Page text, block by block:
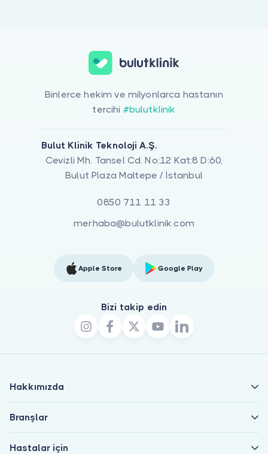
Binlerce hekim ve milyonlarca hastanın
tercihi #bulutklinik
Bulut Klinik Teknoloji A.Ş.
Cevizli Mh. Tansel Cd. No:12 Kat:8 D:60,
Bulut Plaza Maltepe / İstanbul
0850 711 11 33
merhaba@bulutklinik.com
Apple Store Google Play
Bizi takip edin
Hakkımızda
Branşlar
Hastalar için